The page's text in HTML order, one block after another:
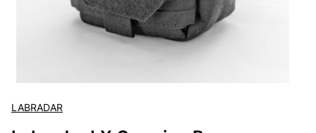
LABRADAR